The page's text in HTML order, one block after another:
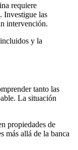
requiere
Investigue las
intervención.
y la
tanto las
La situación
propiedades de
más allá de la banca